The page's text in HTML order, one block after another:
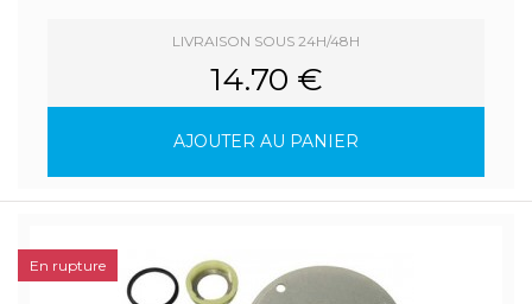
LIVRAISON SOUS 24H/48H
14.70 €
AJOUTER AU PANIER
En rupture